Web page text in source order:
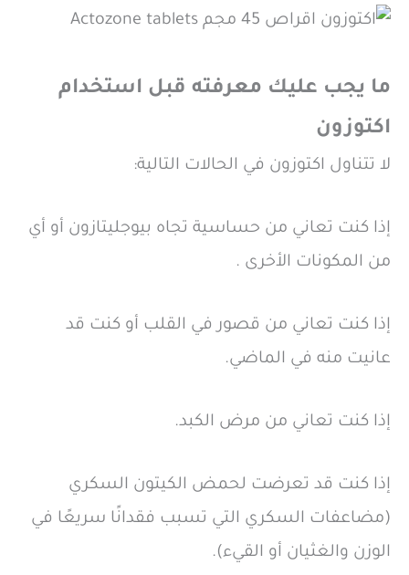
ما يجب عليك معرفته قبل استخدام
اكتوزون
لا تتناول اكتوزون في الحالات التالية:
إذا كنت تعاني من حساسية تجاه بيوجليتازون أو أي
من المكونات الأخرى .
إذا كنت تعاني من قصور في القلب أو كنت قد
عانيت منه في الماضي.
إذا كنت تعاني من مرض الكبد.
إذا كنت قد تعرضت لحمض الكيتون السكري
(مضاعفات السكري التي تسبب فقدانًا سريعًا في
الوزن والغثيان أو القيء).